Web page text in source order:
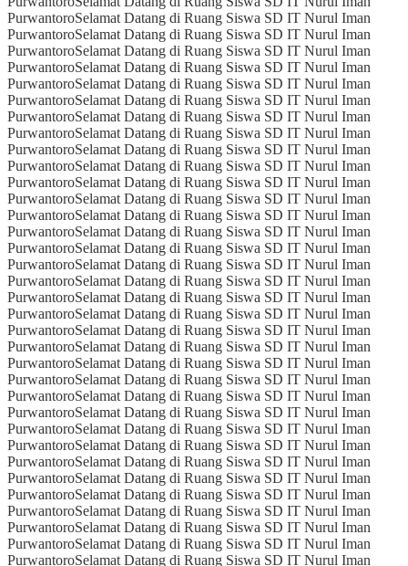
PurwantoroSelamat Datang di Ruang Siswa SD IT Nurul Iman
PurwantoroSelamat Datang di Ruang Siswa SD IT Nurul Iman
PurwantoroSelamat Datang di Ruang Siswa SD IT Nurul Iman
PurwantoroSelamat Datang di Ruang Siswa SD IT Nurul Iman
PurwantoroSelamat Datang di Ruang Siswa SD IT Nurul Iman
PurwantoroSelamat Datang di Ruang Siswa SD IT Nurul Iman
PurwantoroSelamat Datang di Ruang Siswa SD IT Nurul Iman
PurwantoroSelamat Datang di Ruang Siswa SD IT Nurul Iman
PurwantoroSelamat Datang di Ruang Siswa SD IT Nurul Iman
PurwantoroSelamat Datang di Ruang Siswa SD IT Nurul Iman
PurwantoroSelamat Datang di Ruang Siswa SD IT Nurul Iman
PurwantoroSelamat Datang di Ruang Siswa SD IT Nurul Iman
PurwantoroSelamat Datang di Ruang Siswa SD IT Nurul Iman
PurwantoroSelamat Datang di Ruang Siswa SD IT Nurul Iman
PurwantoroSelamat Datang di Ruang Siswa SD IT Nurul Iman
PurwantoroSelamat Datang di Ruang Siswa SD IT Nurul Iman
PurwantoroSelamat Datang di Ruang Siswa SD IT Nurul Iman
PurwantoroSelamat Datang di Ruang Siswa SD IT Nurul Iman
PurwantoroSelamat Datang di Ruang Siswa SD IT Nurul Iman
PurwantoroSelamat Datang di Ruang Siswa SD IT Nurul Iman
PurwantoroSelamat Datang di Ruang Siswa SD IT Nurul Iman
PurwantoroSelamat Datang di Ruang Siswa SD IT Nurul Iman
PurwantoroSelamat Datang di Ruang Siswa SD IT Nurul Iman
PurwantoroSelamat Datang di Ruang Siswa SD IT Nurul Iman
PurwantoroSelamat Datang di Ruang Siswa SD IT Nurul Iman
PurwantoroSelamat Datang di Ruang Siswa SD IT Nurul Iman
PurwantoroSelamat Datang di Ruang Siswa SD IT Nurul Iman
PurwantoroSelamat Datang di Ruang Siswa SD IT Nurul Iman
PurwantoroSelamat Datang di Ruang Siswa SD IT Nurul Iman
PurwantoroSelamat Datang di Ruang Siswa SD IT Nurul Iman
PurwantoroSelamat Datang di Ruang Siswa SD IT Nurul Iman
PurwantoroSelamat Datang di Ruang Siswa SD IT Nurul Iman
PurwantoroSelamat Datang di Ruang Siswa SD IT Nurul Iman
PurwantoroSelamat Datang di Ruang Siswa SD IT Nurul Iman